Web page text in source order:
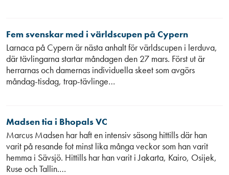
Fem svenskar med i världscupen på Cypern
Larnaca på Cypern är nästa anhalt för världscupen i lerduva,
där tävlingarna startar måndagen den 27 mars. Först ut är
herrarnas och damernas individuella skeet som avgörs
måndag-tisdag, trap-tävlinge…
Madsen tia i Bhopals VC
Marcus Madsen har haft en intensiv säsong hittills där han
varit på resande fot minst lika många veckor som han varit
hemma i Sävsjö. Hittills har han varit i Jakarta, Kairo, Osijek,
Ruse och Tallin.…